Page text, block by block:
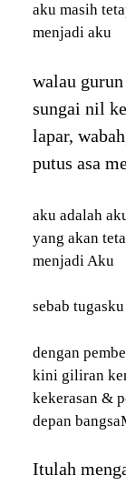
aku masih
menjadi aku
walau
sungai nil
lapar,
putus asa
aku adalah
yang akan
menjadi Aku
sebab
dengan
kini giliran
kekerasan &
depan
Itulah